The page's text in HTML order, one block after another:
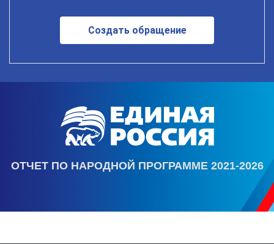
Создать обращение
ОТЧЕТ ПО НАРОДНОЙ ПРОГРАММЕ 2021-2026